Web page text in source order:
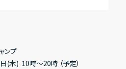
ンプ
(木) 10時〜20時 （予定）